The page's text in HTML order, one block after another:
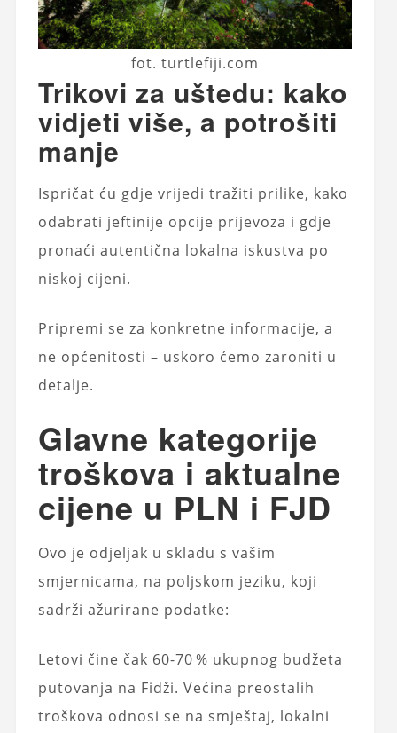
fot. turtlefiji.com
Trikovi za uštedu: kako
vidjeti više, a potrošiti
manje
Ispričat ću gdje vrijedi tražiti prilike, kako
odabrati jeftinije opcije prijevoza i gdje
pronaći autentična lokalna iskustva po
niskoj cijeni.
Pripremi se za konkretne informacije, a
ne općenitosti – uskoro ćemo zaroniti u
detalje.
Glavne kategorije
troškova i aktualne
cijene u PLN i FJD
Ovo je odjeljak u skladu s vašim
smjernicama, na poljskom jeziku, koji
sadrži ažurirane podatke:
Letovi čine čak 60-70 % ukupnog budžeta
putovanja na Fidži. Većina preostalih
troškova odnosi se na smještaj, lokalni